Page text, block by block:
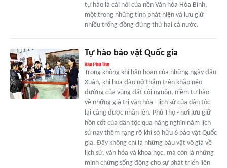
tự hào là cái nôi của nền Văn hóa Hòa Bình,
một trong những tỉnh phát hiện và lưu giữ
nhiều trống đồng đứng thứ hai cả nước.
Tự hào bảo vật Quốc gia
Trong không khí hân hoan của những ngày đầu
Xuân, khi hoa đào nở thắm trên khắp nẻo
đường của vùng đất cội nguồn, niềm tự hào
về những giá trị văn hóa - lịch sử của dân tộc
lại càng được nhân lên. Phú Thọ - nơi lưu giữ
hồn cốt của dân tộc qua hàng nghìn năm lịch
sử nay thêm rạng rỡ khi sở hữu 6 bảo vật Quốc
gia. Ðây không chỉ là những báu vật vô giá về
lịch sử, văn hóa và khoa học, mà còn là những
minh chứng sống động cho sự phát triển liên